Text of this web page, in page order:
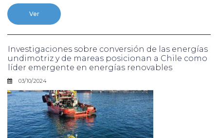
Ver
Investigaciones sobre conversión de las energías
undimotriz y de mareas posicionan a Chile como
líder emergente en energías renovables
03/10/2024